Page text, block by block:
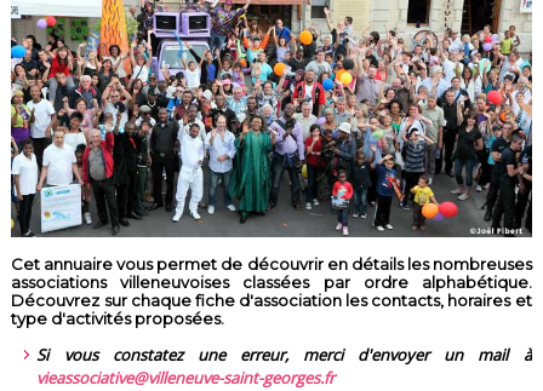
Cet annuaire vous permet de découvrir en détails les nombreuses
associations villeneuvoises classées par ordre alphabétique.
Découvrez sur chaque fiche d'association les contacts, horaires et
type d'activités proposées.
Si vous constatez une erreur, merci d'envoyer un mail à
vieassociative@villeneuve-saint-georges.fr